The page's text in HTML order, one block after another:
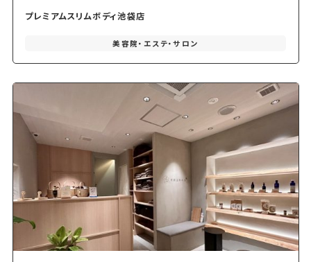
プレミアムスリムボディ池袋店
美容院・エステ・サロン